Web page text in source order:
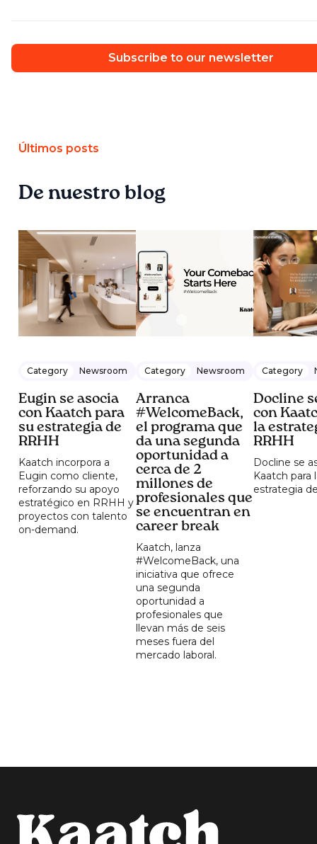
Subscribe to our newsletter
Últimos posts
De nuestro blog
Category Newsroom
Eugin se asocia
con Kaatch para
su estrategia de
RRHH
Kaatch incorpora a
Eugin como cliente,
reforzando su apoyo
estratégico en RRHH y
proyectos con talento
on-demand.
Category Newsroom
Arranca
#WelcomeBack,
el programa que
da una segunda
oportunidad a
cerca de 2
millones de
profesionales que
se encuentran en
career break
Kaatch, lanza
#WelcomeBack, una
iniciativa que ofrece
una segunda
oportunidad a
profesionales que
llevan más de seis
meses fuera del
mercado laboral.
Category
Docline
con
la
RRHH
Docline se
Kaatch para
estrategia